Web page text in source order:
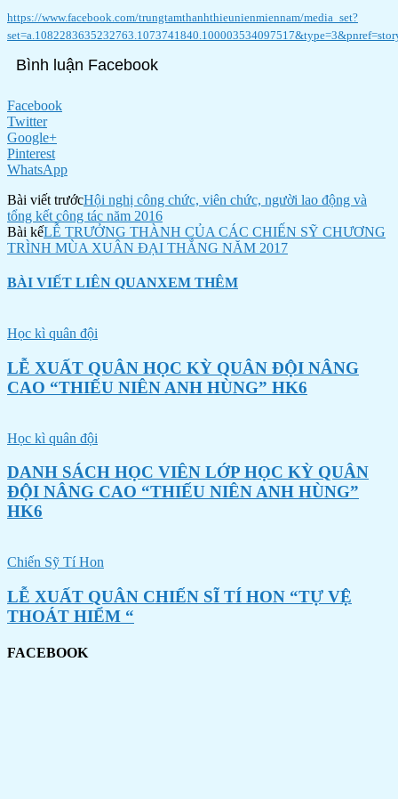
https://www.facebook.com/trungtamthanhthieunienmiennam/media_set?
Bình luận Facebook
Facebook
Twitter
Google+
Pinterest
WhatsApp
Bài viết trướcHội nghị công chức, viên chức, người lao động và
tổng kết công tác năm 2016
Bài kếLỄ TRƯỞNG THÀNH CỦA CÁC CHIẾN SỸ CHƯƠNG
TRÌNH MÙA XUÂN ĐẠI THẮNG NĂM 2017
BÀI VIẾT LIÊN QUANXEM THÊM
Học kì quân đội
LỄ XUẤT QUÂN HỌC KỲ QUÂN ĐỘI NÂNG
CAO “THIẾU NIÊN ANH HÙNG” HK6
Học kì quân đội
DANH SÁCH HỌC VIÊN LỚP HỌC KỲ QUÂN
ĐỘI NÂNG CAO “THIẾU NIÊN ANH HÙNG”
HK6
Chiến Sỹ Tí Hon
LỄ XUẤT QUÂN CHIẾN SĨ TÍ HON “TỰ VỆ
THOÁT HIỂM “
FACEBOOK